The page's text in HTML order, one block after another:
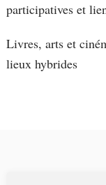
participatives et
Livres, arts et
lieux hybrides